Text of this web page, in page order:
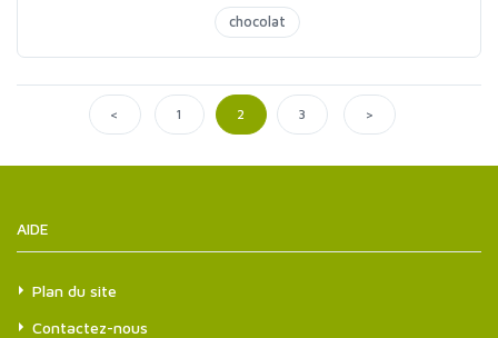
chocolat
< 1 2 3 >
AIDE
Plan du site
Contactez-nous